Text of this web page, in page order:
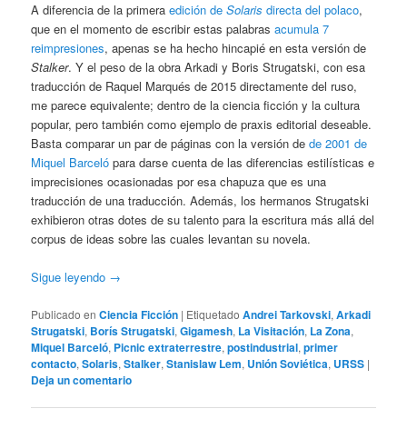
A diferencia de la primeraedición deSolaris directa del polaco,
que en el momento de escribir estas palabrasacumula 7
reimpresiones, apenas se ha hecho hincapié en esta versión de
Stalker. Y el peso de la obra Arkadi y Boris Strugatski, con esa
traducción de Raquel Marqués de 2015 directamente del ruso,
me parece equivalente; dentro de la ciencia ficción y la cultura
popular, pero también como ejemplo de praxis editorial deseable.
Basta comparar un par de páginas con la versión dede 2001 de
Miquel Barceló para darse cuenta de las diferencias estilísticas e
imprecisiones ocasionadas por esa chapuza que es una
traducción de una traducción. Además, los hermanos Strugatski
exhibieron otras dotes de su talento para la escritura más allá del
corpus de ideas sobre las cuales levantan su novela.
Sigue leyendo →
Publicado en Ciencia Ficción | Etiquetado Andrei Tarkovski,Arkadi
Strugatski, Borís Strugatski,Gigamesh, La Visitación, La Zona,
Miquel Barceló, Picnic extraterrestre,postindustrial,primer
contacto,Solaris,Stalker,Stanislaw Lem, Unión Soviética, URSS |
Deja un comentario